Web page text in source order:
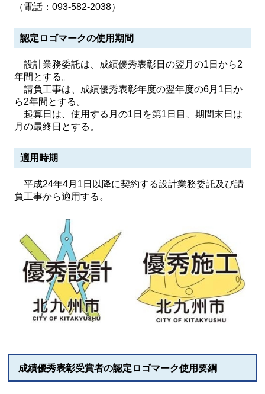
（電話：093-582-2038）
認定ロゴマークの使用期間
設計業務委託は、成績優秀表彰日の翌月の1日から2
年間とする。
請負工事は、成績優秀表彰年度の翌年度の6月1日か
ら2年間とする。
起算日は、使用する月の1日を第1日目、期間末日は
月の最終日とする。
適用時期
平成24年4月1日以降に契約する設計業務委託及び請
負工事から適用する。
成績優秀表彰受賞者の認定ロゴマーク使用要綱